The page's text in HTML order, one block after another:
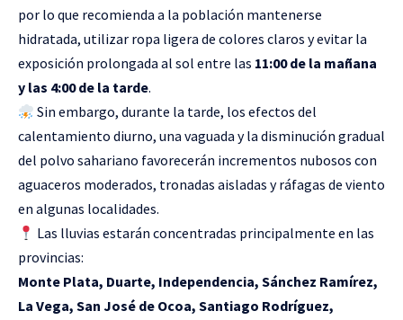
por lo que recomienda a la población mantenerse
hidratada, utilizar ropa ligera de colores claros y evitar la
exposición prolongada al sol entre las 11:00 de la mañana
y las 4:00 de la tarde.
Sin embargo, durante la tarde, los efectos del
calentamiento diurno, una vaguada y la disminución gradual
del polvo sahariano favorecerán incrementos nubosos con
aguaceros moderados, tronadas aisladas y ráfagas de viento
en algunas localidades.
Las lluvias estarán concentradas principalmente en las
provincias:
Monte Plata, Duarte, Independencia, Sánchez Ramírez,
La Vega, San José de Ocoa, Santiago Rodríguez,